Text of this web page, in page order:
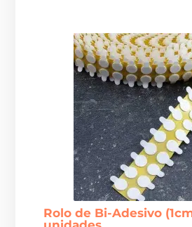
Rolo de Bi-Adesivo